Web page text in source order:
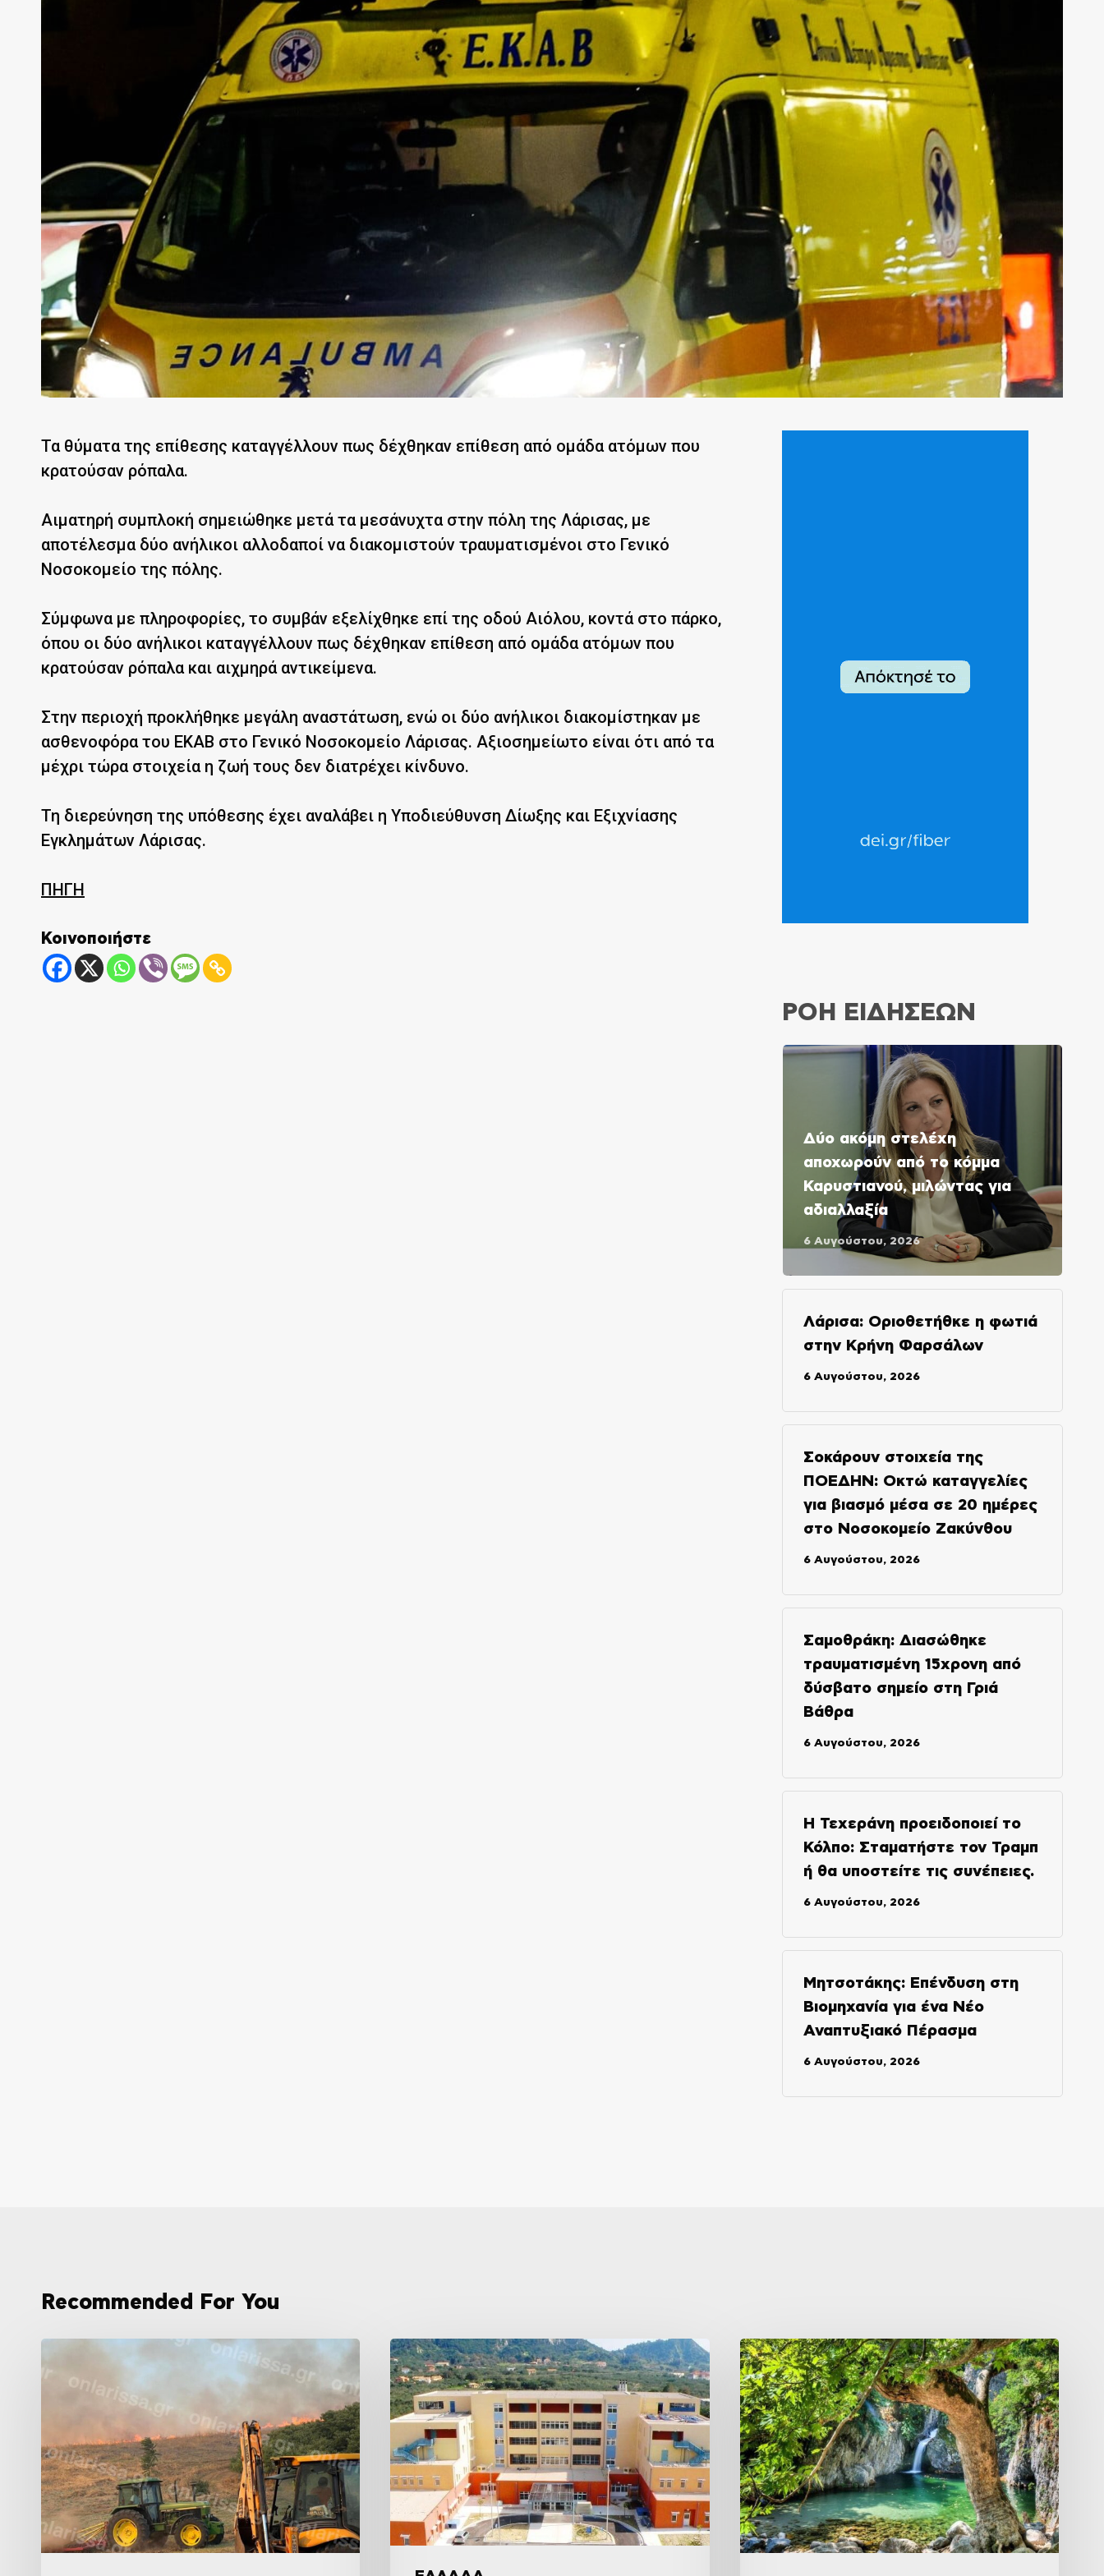
Τα θύματα της επίθεσης καταγγέλλουν πως δέχθηκαν επίθεση από ομάδα ατόμων που
κρατούσαν ρόπαλα.
Αιματηρή συμπλοκή σημειώθηκε μετά τα μεσάνυχτα στην πόλη της Λάρισας, με
αποτέλεσμα δύο ανήλικοι αλλοδαποί να διακομιστούν τραυματισμένοι στο Γενικό
Νοσοκομείο της πόλης.
Σύμφωνα με πληροφορίες, το συμβάν εξελίχθηκε επί της οδού Αιόλου, κοντά στο πάρκο,
όπου οι δύο ανήλικοι καταγγέλλουν πως δέχθηκαν επίθεση από ομάδα ατόμων που
κρατούσαν ρόπαλα και αιχμηρά αντικείμενα.
Στην περιοχή προκλήθηκε μεγάλη αναστάτωση, ενώ οι δύο ανήλικοι διακομίστηκαν με
ασθενοφόρα του ΕΚΑΒ στο Γενικό Νοσοκομείο Λάρισας. Αξιοσημείωτο είναι ότι από τα
μέχρι τώρα στοιχεία η ζωή τους δεν διατρέχει κίνδυνο.
Τη διερεύνηση της υπόθεσης έχει αναλάβει η Υποδιεύθυνση Δίωξης και Εξιχνίασης
Εγκλημάτων Λάρισας.
ΠΗΓΗ
Κοινοποιήστε
ΡΟΗ ΕΙΔΗΣΕΩΝ
Δύο ακόμη στελέχη
αποχωρούν από το κόμμα
Καρυστιανού, μιλώντας για
αδιαλλαξία
6 Αυγούστου, 2026
Λάρισα: Οριοθετήθκε η φωτιά
στην Κρήνη Φαρσάλων
6 Αυγούστου, 2026
Σοκάρουν στοιχεία της
ΠΟΕΔΗΝ: Οκτώ καταγγελίες
για βιασμό μέσα σε 20 ημέρες
στο Νοσοκομείο Ζακύνθου
6 Αυγούστου, 2026
Σαμοθράκη: Διασώθηκε
τραυματισμένη 15χρονη από
δύσβατο σημείο στη Γριά
Βάθρα
6 Αυγούστου, 2026
Η Τεχεράνη προειδοποιεί το
Κόλπο: Σταματήστε τον Τραμπ
ή θα υποστείτε τις συνέπειες.
6 Αυγούστου, 2026
Μητσοτάκης: Επένδυση στη
Βιομηχανία για ένα Νέο
Αναπτυξιακό Πέρασμα
6 Αυγούστου, 2026
Recommended For You